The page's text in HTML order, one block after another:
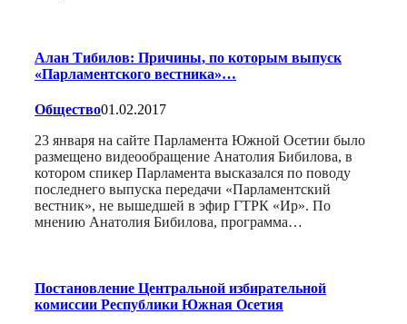
Алан Тибилов: Причины, по которым выпуск
«Парламентского вестника»…
Общество01.02.2017
23 января на сайте Парламента Южной Осетии было
размещено видеообращение Анатолия Бибилова, в
котором спикер Парламента высказался по поводу
последнего выпуска передачи «Парламентский
вестник», не вышедшей в эфир ГТРК «Ир». По
мнению Анатолия Бибилова, программа…
Постановление Центральной избирательной
комиссии Республики Южная Осетия